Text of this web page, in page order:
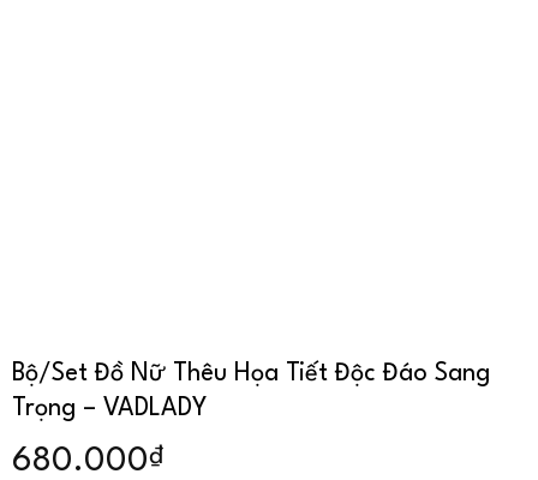
Bộ/Set Đồ Nữ Thêu Họa Tiết Độc Đáo Sang
Trọng – VADLADY
680.000₫